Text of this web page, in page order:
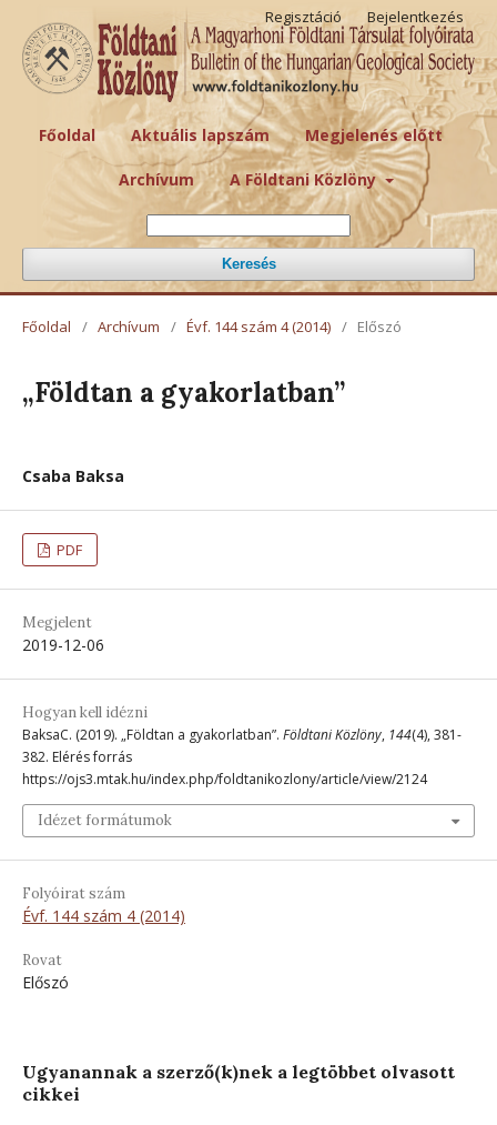
Főoldal Aktuális lapszám Megjelenés előtt
Archívum A Földtani Közlöny
Keresés
Regisztáció Bejelentkezés
Főoldal / Archívum / Évf. 144 szám 4 (2014) / Előszó
„Földtan a gyakorlatban”
Csaba Baksa
PDF
Megjelent
2019-12-06
Hogyan kell idézni
BaksaC. (2019). „Földtan a gyakorlatban”. Földtani Közlöny, 144(4), 381-
382. Elérés forrás
https://ojs3.mtak.hu/index.php/foldtanikozlony/article/view/2124
Idézet formátumok
Folyóirat szám
Évf. 144 szám 4 (2014)
Rovat
Előszó
Ugyanannak a szerző(k)nek a legtöbbet olvasott
cikkei